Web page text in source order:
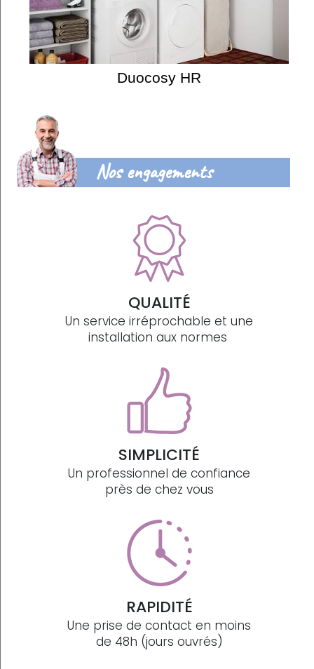
Duocosy HR
Nos engagements
QUALITÉ
Un service irréprochable et une
installation aux normes
SIMPLICITÉ
Un professionnel de confiance
près de chez vous
RAPIDITÉ
Une prise de contact en moins
de 48h (jours ouvrés)